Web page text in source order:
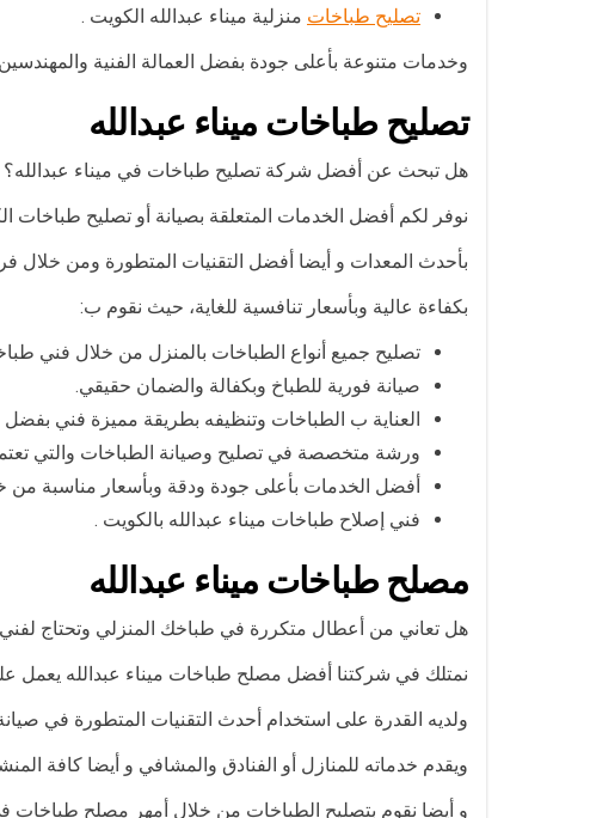
تصليح طباخات منزلية ميناء عبدالله الكويت .
وخدمات متنوعة بأعلى جودة بفضل العمالة الفنية
تصليح طباخات ميناء عبدالله
هل تبحث عن أفضل شركة تصليح طباخات في ميناء عبدالله؟
نوفر لكم أفضل الخدمات المتعلقة بصيانة أو تصليح طباخات
بأحدث المعدات و أيضا أفضل التقنيات المتطورة ومن خلال
بكفاءة عالية وبأسعار تنافسية للغاية، حيث نقوم ب:
تصليح جميع أنواع الطباخات بالمنزل من خلال فني
صيانة فورية للطباخ وبكفالة والضمان حقيقي.
العناية ب الطباخات وتنظيفه بطريقة مميزة فني
ورشة متخصصة في تصليح وصيانة الطباخات والتي
أفضل الخدمات بأعلى جودة ودقة وبأسعار مناسبة
فني إصلاح طباخات ميناء عبدالله بالكويت .
مصلح طباخات ميناء عبدالله
هل تعاني من أعطال متكررة في طباخك المنزلي وتحتاج
نمتلك في شركتنا أفضل مصلح طباخات ميناء عبدالله يعمل
ولديه القدرة على استخدام أحدث التقنيات المتطورة في
ويقدم خدماته للمنازل أو الفنادق والمشافي و أيضا كافة
و أيضا نقوم بتصليح الطباخات من خلال أمهر مصلح طباخات